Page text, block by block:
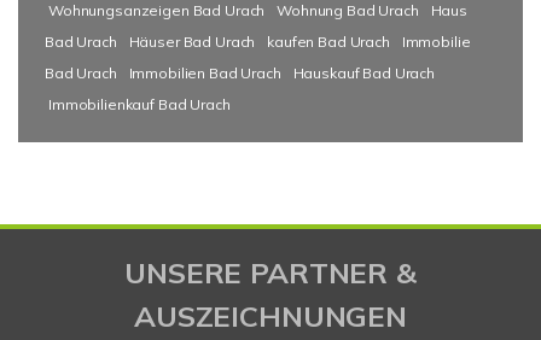
Wohnungsanzeigen Bad Urach
Wohnung Bad Urach
Haus
Bad Urach
Häuser Bad Urach kaufen Bad Urach
Immobilie
Bad Urach
Immobilien Bad Urach
Hauskauf Bad Urach
Immobilienkauf Bad Urach
UNSERE PARTNER &
AUSZEICHNUNGEN